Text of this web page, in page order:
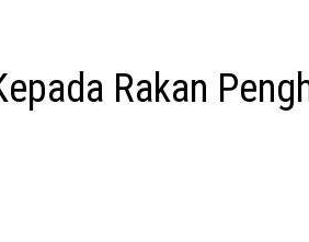
Rakan